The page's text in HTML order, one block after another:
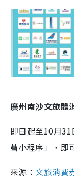
廣州南沙文旅體
即日起至10月
薈小程序」，即
來源：文旅消費